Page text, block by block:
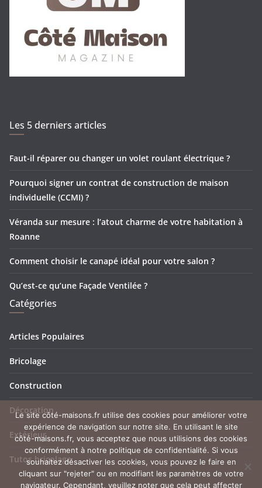
Les 5 derniers articles
Faut-il réparer ou changer un volet roulant électrique ?
Pourquoi signer un contrat de construction de maison
individuelle (CCMI) ?
Véranda sur mesure : l’atout charme de votre habitation à
Roanne
Comment choisir le canapé idéal pour votre salon ?
Qu’est-ce qu’une Façade Ventilée ?
Catégories
Articles Populaires
Bricolage
Construction
Décoration
Extérieur
Tutos bricolage
Le site côté-maisons.fr utilise des cookies pour améliorer votre
expérience de navigation sur notre site. En utilisant le site
côté-maisons.fr, vous acceptez que nous utilisions des cookies
conformément à notre politique de confidentialité. Si vous
souhaitez désactiver les cookies, vous pouvez le faire en
cliquant sur "rejeter" ou en modifiant les paramètres de votre
navigateur. Cependant, veuillez noter que cela peut affecter